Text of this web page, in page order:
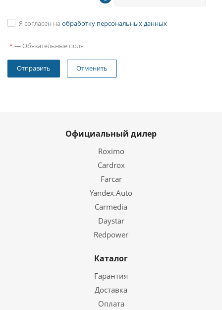
Я согласен на обработку персональных данных
* — Обязательные поля
Отменить
Официальный дилер
Roximo
Cardrox
Farcar
Yandex.Auto
Carmedia
Daystar
Redpower
Каталог
Гарантия
Доставка
Оплата